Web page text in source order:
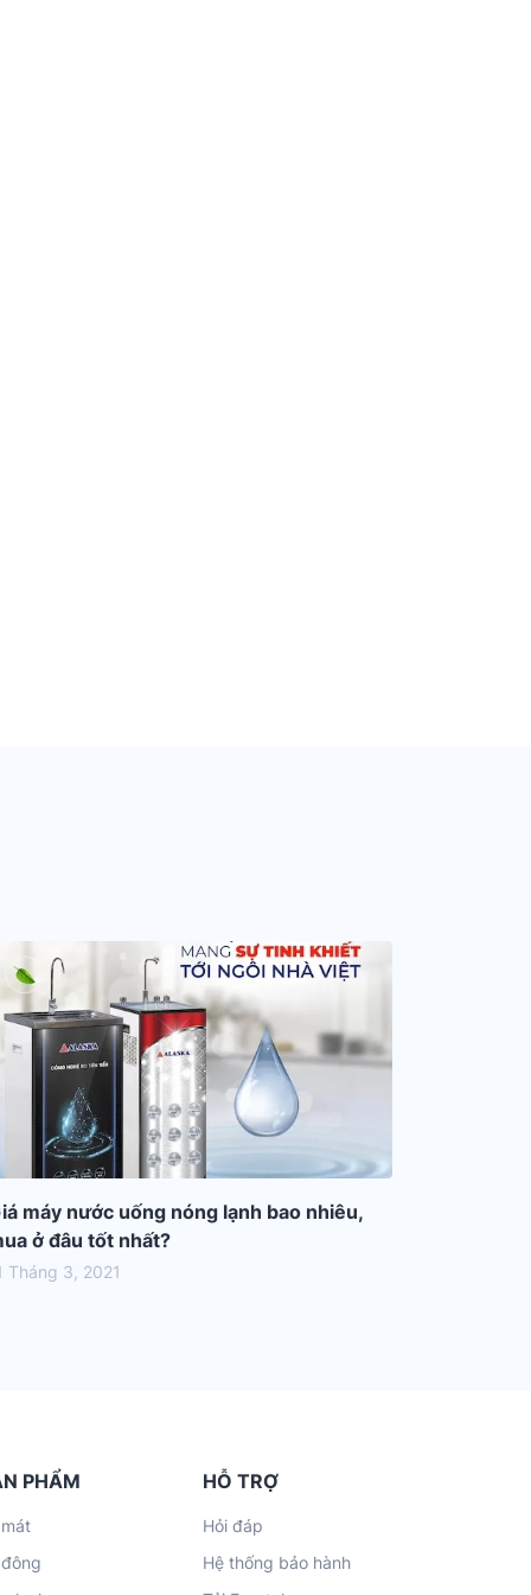
máy nước uống nóng lạnh bao nhiêu,
ở đâu tốt nhất?
Tháng 3, 2021
PHẨM HỖ TRỢ
Hỏi đáp
Hệ thống bảo hành